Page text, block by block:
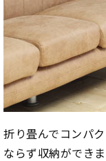
折り畳んでコンパ
ならず収納ができ